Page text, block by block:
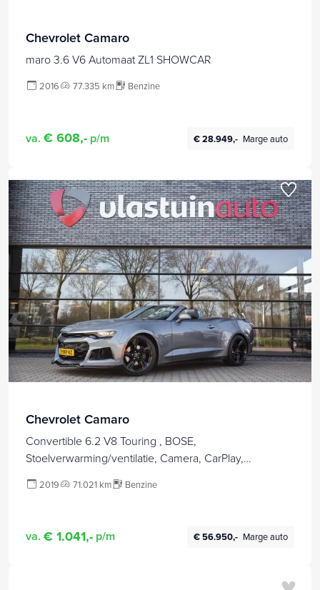
Chevrolet Camaro
maro 3.6 V6 Automaat ZL1 SHOWCAR
2016 77.335 km Benzine
va. € 608,- p/m € 28.949,- Marge auto
Chevrolet Camaro
Convertible 6.2 V8 Touring , BOSE,
Stoelverwarming/ventilatie, Camera, CarPlay,
2019 71.021 km Benzine
va. € 1.041,- p/m € 56.950,- Marge auto